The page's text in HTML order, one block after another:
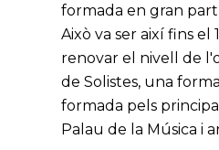
formada en gran
Això va ser així fins
renovar el nivell de
de Solistes, una
formada pels
Palau de la Música i